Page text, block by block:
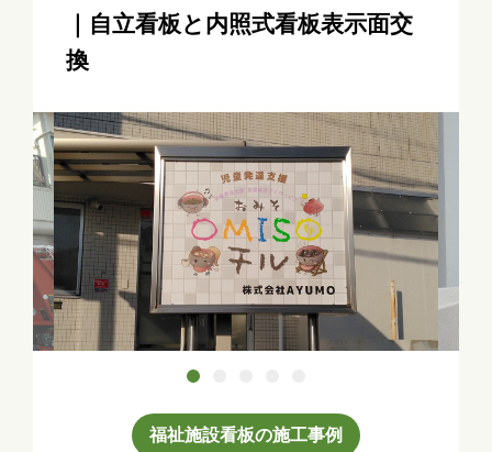
｜自立看板と内照式看板表示面交
換
福祉施設看板の施工事例